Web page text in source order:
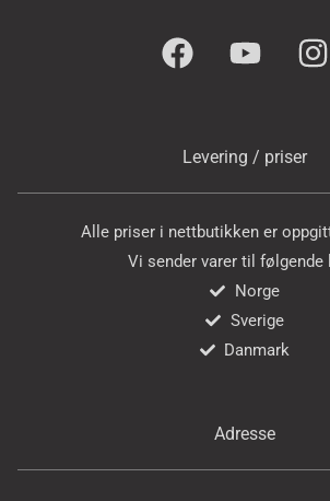
Levering / priser
Alle priser i nettbutikken er
Vi sender varer til følgende
Norge
Sverige
Danmark
Adresse